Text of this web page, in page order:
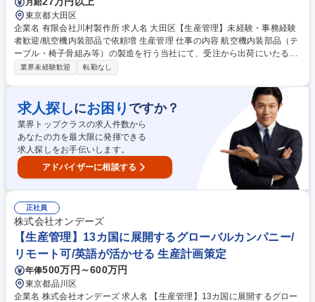
東京都大田区
企業名 有限会社川村製作所 求人名 大田区【生産管理】未経験・事務経験
者歓迎/航空機内装部品で依頼増 生産管理 仕事の内容 航空機内装部品（テ
ーブル・椅子骨組み等）の製造を行う当社にて、受注から出荷にいたる全
工程の管理・手配業務を担当いただきます。PCの基本操作ができれば、
工程の納期管理 ■製造に必要な部品の手配、外注加工先への依頼・調整 ■
品質関連書類の準備、製品の梱包・出荷作業 ■製造現場の作業者への指示
出し 製造ラインがスムーズに動くよう、全体をコントロールする重要な司
令塔ポジションです。まずは簡単な事務作業や書類準備から、先輩が丁寧
に指導いたします。 募集職種 大田区【生産管理】未経験・事務経験者歓
迎/航空機内装部品で依頼増 生産管理
業界未経験歓迎 転勤なし
求人探しにお困り ですか？
業界トップクラスの求人件数から
あなたの力を最大限に発揮できる
求人探しをお手伝いします。
アドバイザーに相談する
正社員
株式会社オンデーズ
【生産管理】13カ国に展開するグローバルカンパニー/
リモート可/英語が活かせる 生産計画策定
年俸500万円～600万円
東京都品川区
企業名 株式会社オンデーズ 求人名 【生産管理】13カ国に展開するグロー